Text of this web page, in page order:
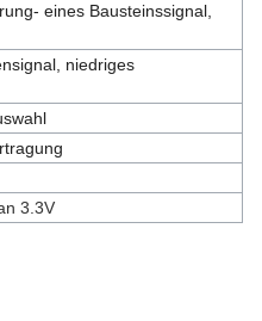
eines Bausteinssignal,
niedriges
3.3V